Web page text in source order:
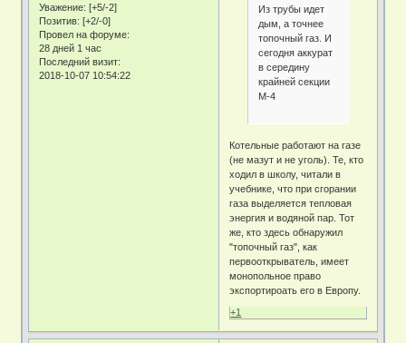
Уважение: [+5/-2]
Позитив: [+2/-0]
Провел на форуме:
28 дней 1 час
Последний визит:
2018-10-07 10:54:22
Из трубы идет
дым, а точнее
топочный газ. И
сегодня аккурат
в середину
крайней секции
М-4
Котельные работают на газе
(не мазут и не уголь). Те, кто
ходил в школу, читали в
учебнике, что при сгорании
газа выделяется тепловая
энергия и водяной пар. Тот
же, кто здесь обнаружил
"топочный газ", как
первооткрыватель, имеет
монопольное право
экспортироать его в Европу.
+1